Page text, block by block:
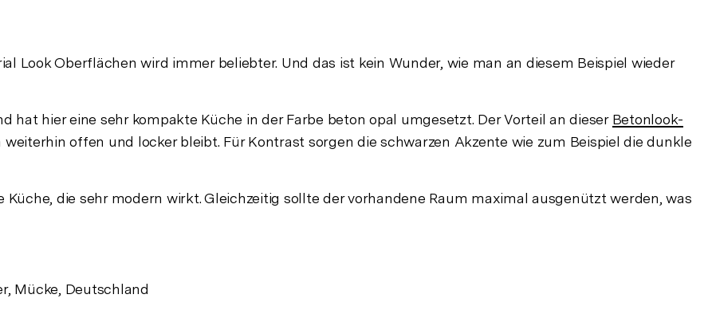
Look Oberflächen wird immer beliebter. Und das ist kein Wunder, wie man an diesem Beispiel wieder
hat hier eine sehr kompakte Küche in der Farbe beton opal umgesetzt. Der Vorteil an dieser Betonlook-
offen und locker bleibt. Für Kontrast sorgen die schwarzen Akzente wie zum Beispiel die dunkle
die sehr modern wirkt. Gleichzeitig sollte der vorhandene Raum maximal ausgenützt werden, was
Mücke, Deutschland